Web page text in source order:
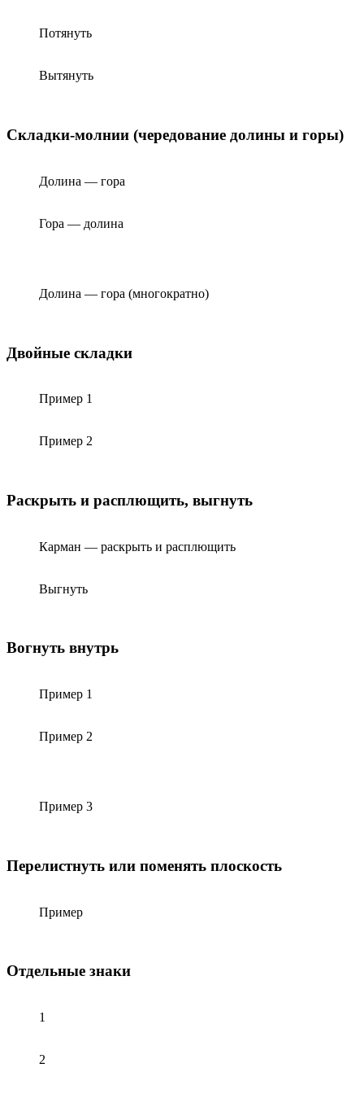
Потянуть
Вытянуть
Складки-молнии (чередование долины и горы)
Долина — гора
Гора — долина
Долина — гора (многократно)
Двойные складки
Пример 1
Пример 2
Раскрыть и расплющить, выгнуть
Карман — раскрыть и расплющить
Выгнуть
Вогнуть внутрь
Пример 1
Пример 2
Пример 3
Перелистнуть или поменять плоскость
Пример
Отдельные знаки
1
2